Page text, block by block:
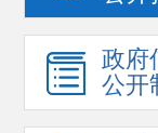
政府
公开